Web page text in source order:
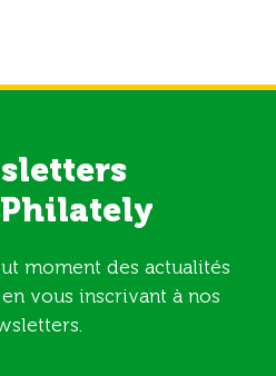
Philately
moment des actualités
vous inscrivant à nos